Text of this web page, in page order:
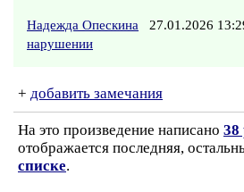
Надежда Опескина 27.01.2026
нарушении
+ добавить замечания
На это произведение написано 38
отображается последняя,
списке.